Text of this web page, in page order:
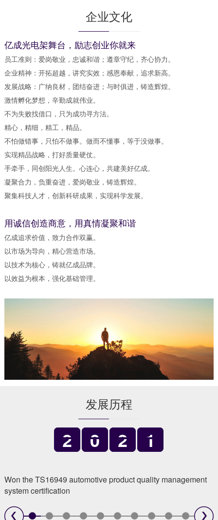
企业文化
亿成光电架舞台，励志创业你就来
员工准则：爱岗敬业，忠诚和谐；遵章守纪，齐心协力。
企业精神：开拓超越，讲究实效；感恩奉献，追求新高。
发展战略：广纳良材，团结奋进；与时俱进，铸造辉煌。
激情孵化梦想，辛勤成就伟业。
不为失败找借口，只为成功寻方法。
精心，精细，精工，精品。
不怕做错事，只怕不做事。做而不懂事，等于没做事。
实现精品战略，打好质量硬仗。
手牵手，同创阳光人生。心连心，共建美好亿成。
凝聚合力，负重奋进，爱岗敬业，铸造辉煌。
聚集科技人才，创新科研成果，实现科学发展。
用诚信创造商意，用真情凝聚和谐
亿成追求价值，致力合作双赢。
以市场为导向，精心营造市场。
以技术为核心，铸就亿成品牌。
以效益为根本，强化基础管理。
发展历程
2 0 2 1
Won the TS16949 automotive product quality management
system certification